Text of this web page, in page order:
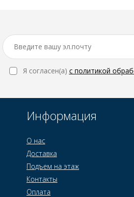
Я согласен(a) с политикой
Информация
О нас
Доставка
Подъем на этаж
Контакты
Оплата